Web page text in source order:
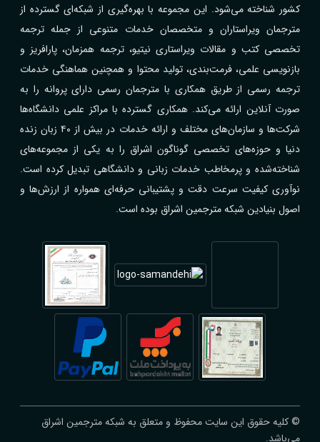
کشور شناخته می‌شود. این مجموعه با بهره‌گیری از شبکه‌ای گسترده از
مترجمان ویراستاران و متخصصان خدمات متنوعی از جمله ترجمه
تخصصی کتب و مقالات ویراستاری نیتیو، ترجمه همزمان، پارافریز و
بازنویسی علمی، فرمت‌بندی، تولید محتوا و همچنین هماهنگی خدمات
ترجمه رسمی از طریق همکاری با مترجمان رسمی دارای پروانه را به
صورت آنلاین ارائه می‌کند. همکاری گسترده با مراکز علمی دانشگاه‌ها
شرکت‌ها و سازمان‌های مختلف و ارائه خدمات در بیش از ۴۰ زبان زنده
دنیا و حوزه‌های تخصصی گوناگون اشراق را به یکی از مجموعه‌های
شناخته‌شده و پرمخاطب خدمات زبانی و دانشگاهی تبدیل کرده است.
نوآوری کیفیت سرعت دقت و پشتیبانی حرفه‌ای همواره از ارزش‌ها و
اصول بنیادین شبکه مترجمین اشراق بوده است.
© کلیه حقوق این سایت محفوظ و متعلق به شبکه مترجمین اشراق
می‌باشد.